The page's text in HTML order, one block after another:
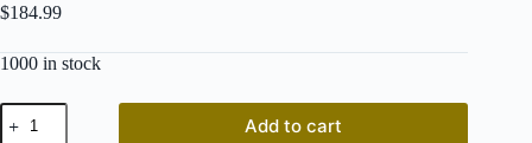
$184.99
1000 in stock
Celine*Celin
系
Add to cart